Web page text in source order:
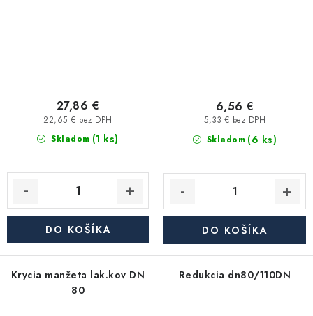
Skladom (1 ks)
22,65 € bez DPH
27,86 €
DO KOŠÍKA
Skladom (6 ks)
5,33 € bez DPH
6,56 €
DO KOŠÍKA
Krycia manžeta lak.kov DN
80
Redukcia dn80/110DN